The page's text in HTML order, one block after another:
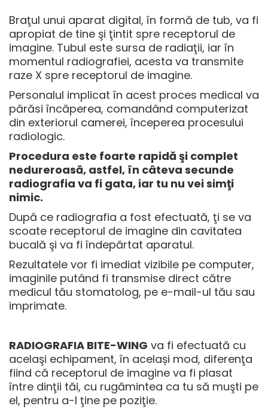
Braţul unui aparat digital, în formă de tub, va fi
apropiat de tine şi ţintit spre receptorul de
imagine. Tubul este sursa de radiaţii, iar în
momentul radiografiei, acesta va transmite
raze X spre receptorul de imagine.
Personalul implicat în acest proces medical va
părăsi încăperea, comandând computerizat
din exteriorul camerei, începerea procesului
radiologic.
Procedura este foarte rapidă şi complet
nedureroasă, astfel, în câteva secunde
radiografia va fi gata, iar tu nu vei simţi
nimic.
După ce radiografia a fost efectuată, ţi se va
scoate receptorul de imagine din cavitatea
bucală şi va fi îndepărtat aparatul.
Rezultatele vor fi imediat vizibile pe computer,
imaginile putând fi transmise direct către
medicul tău stomatolog, pe e-mail-ul tău sau
imprimate.
RADIOGRAFIA BITE-WING va fi efectuată cu
acelaşi echipament, în același mod, diferenţa
fiind că receptorul de imagine va fi plasat
între dinţii tăi, cu rugămintea ca tu să muşti pe
el, pentru a-l ţine pe poziţie.